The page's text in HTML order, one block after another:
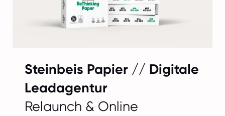
Steinbeis Papier // Digitale
Leadagentur
Relaunch & Online